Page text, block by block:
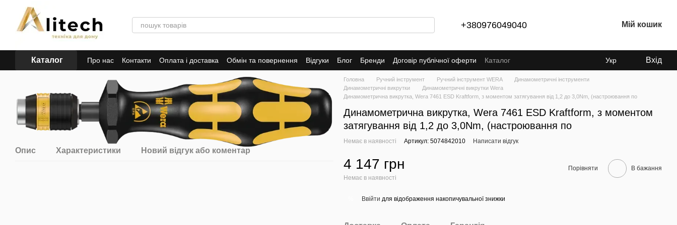
Перейти до основного контенту
+380976049040 Мій кошик
Каталог Про нас Контакти Оплата і доставка Обмін та повернення Відгуки Блог Бренди Договір публічної оферти Каталог Укр Вхід
Опис Характеристики Новий відгук або коментар
Головна Ручний інструмент Ручний інструмент WERA
Динамометричні інструменти
Динамометричні викрутки
Динамометричні викрутки Wera
Динамометрична викрутка, Wera 7461 ESD Kraftform, з моментом затягування від 1,2 до 3,0Nm, (настроювання по
Динамометрична викрутка, Wera 7461 ESD Kraftform, з моментом
затягування від 1,2 до 3,0Nm, (настроювання по
Немає в наявності Артикул: 5074842010 Написати відгук
4 147 грн
Немає в наявності
Порівняти В бажання
Ввійти для відображення накопичувальної знижки